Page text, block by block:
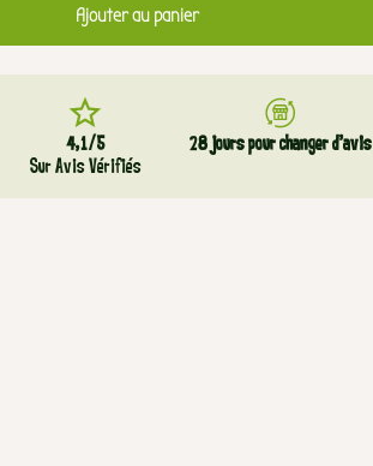
Ajouter au panier
4,1/5
Sur Avis Vérifiés
28 jours pour changer d’avis